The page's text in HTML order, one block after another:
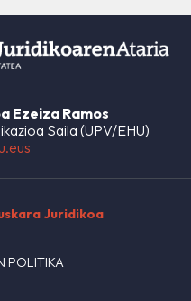
Ezeiza Ramos
Saila (UPV/EHU)
Juridikoa
POLITIKA